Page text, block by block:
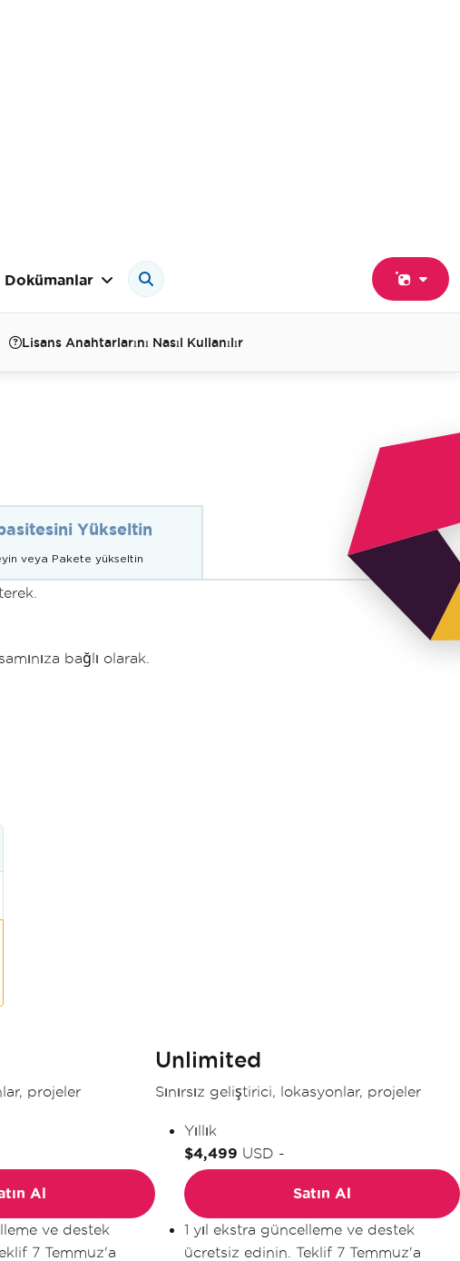
Dokümanlar
Lisans Anahtarlarını Nasıl Kullanılır
Yükseltin
veya Pakete yükseltin
bağlı olarak.
projeler
Al
ve destek
7 Temmuz'a
Unlimited
Sınırsız geliştirici, lokasyonlar, projeler
Yıllık
$4,499 USD -
Satın Al
1 yıl ekstra güncelleme ve destek
ücretsiz edinin. Teklif 7 Temmuz'a